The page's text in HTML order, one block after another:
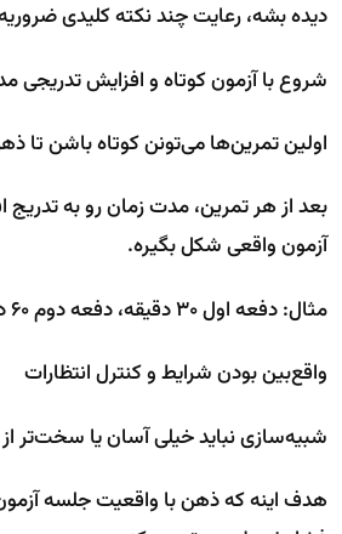
دیده بشه، رعایت چند نکته کلیدی
شروع با آزمون کوتاه و افزایش تدریجی
اولین تمرین‌ها می‌تونن کوتاه باشن تا
بعد از هر تمرین، مدت زمان رو به تدریج
آزمون واقعی شکل بگیره.
مثال: دفعه اول ۳۰ دقیقه، دفعه دوم ۶۰ دقیقه و بعد ۹۰ دقیقه.
واقع‌بین بودن شرایط و کنترل انتظارات
شبیه‌سازی نباید خیلی آسان یا سخت‌تر
هدف اینه که ذهن با واقعیت جلسه